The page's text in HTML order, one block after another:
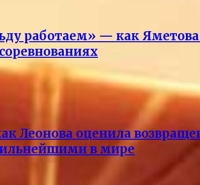
работаем» — как Яметова
Леонова оценила
в мире